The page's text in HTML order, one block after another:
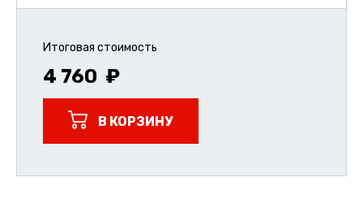
Итоговая стоимость
4 760
В КОРЗИНУ